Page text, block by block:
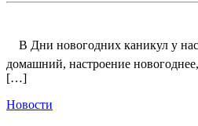
В Дни новогодних каникул у нас
домашний, настроение
[…]
Новости